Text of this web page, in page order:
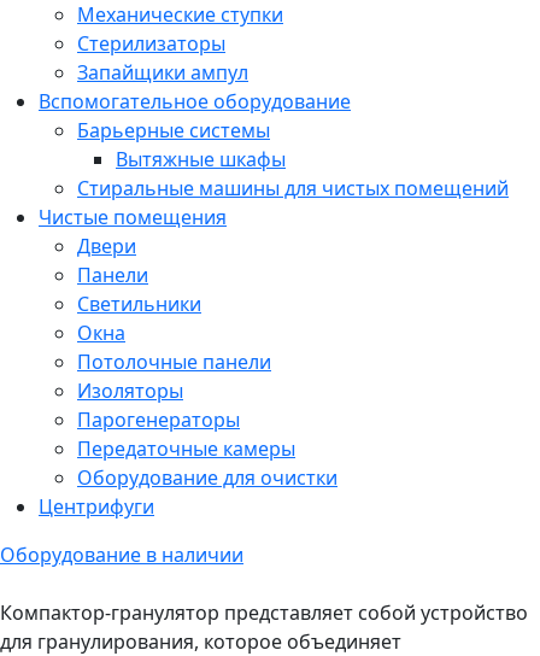
Механические ступки
Стерилизаторы
Запайщики ампул
Вспомогательное оборудование
Барьерные системы
Вытяжные шкафы
Стиральные машины для чистых помещений
Чистые помещения
Двери
Панели
Светильники
Окна
Потолочные панели
Изоляторы
Парогенераторы
Передаточные камеры
Оборудование для очистки
Центрифуги
Оборудование в наличии
Компактор-гранулятор представляет собой устройство
для гранулирования, которое объединяет